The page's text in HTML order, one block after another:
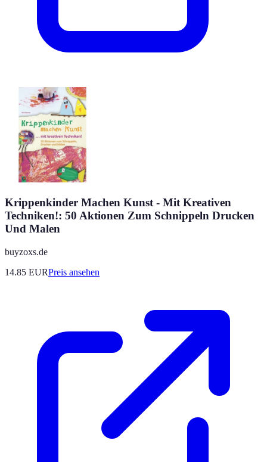
Krippenkinder Machen Kunst - Mit Kreativen
Techniken!: 50 Aktionen Zum Schnippeln Drucken
Und Malen
buyzoxs.de
14.85 EURPreis ansehen